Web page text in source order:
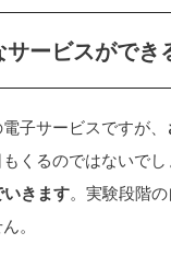
ービスができ
子サービスですが、
くるのではないでし
きます。実験段階
。